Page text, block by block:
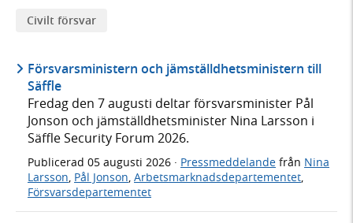
Civilt försvar
Försvarsministern och jämställdhetsministern till
Säffle
Fredag den 7 augusti deltar försvarsminister Pål
Jonson och jämställdhetsminister Nina Larsson i
Säffle Security Forum 2026.
Publicerad 05 augusti 2026 · Pressmeddelande från Nina
Larsson Pål Jonson Arbetsmarknadsdepartementet
Försvarsdepartementet